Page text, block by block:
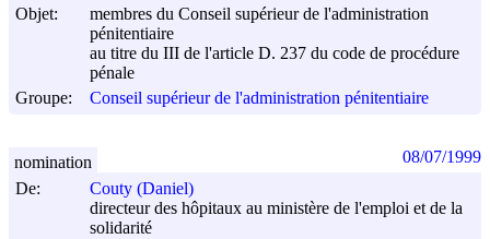
Objet:
membres du Conseil supérieur de l'administration
pénitentiaire
au titre du III de l'article D. 237 du code de procédure
pénale
Groupe:
Conseil supérieur de l'administration pénitentiaire
De:
Couty (Daniel)
directeur des hôpitaux au ministère de l'emploi et de la
solidarité
nomination 08/07/1999